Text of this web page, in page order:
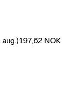
aug.)197,62 NOK